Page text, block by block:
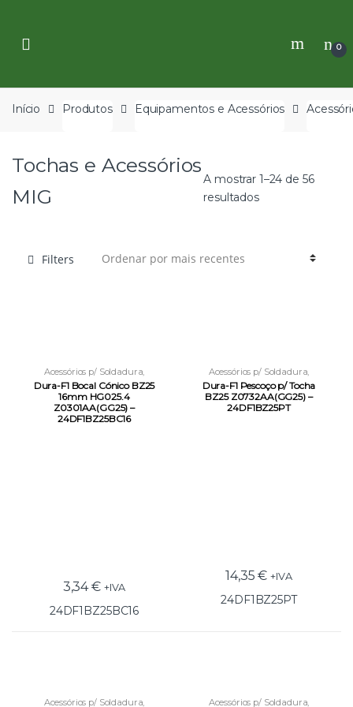
navigation
content
0
Início Produtos Equipamentos e Acessórios
Tochas e Acessórios
MIG
A mostrar 1–24 de 56
resultados
Filters
Acessórios p/ Soldadura
Equipamentos e Acessórios,
Tochas e Acessórios MIG
Dura-F1 Bocal Cónico BZ25
16mm HG025.4
Z0301AA(GG25) –
24DF1BZ25BC16
3,34€ +IVA
24DF1BZ25BC16
Acessórios p/ Soldadura
Equipamentos e Acessórios
Tochas e Acessórios MIG
Dura-F1 Pescoço p/ Tocha
BZ25 Z0732AA(GG25) –
24DF1BZ25PT
14,35€ +IVA
24DF1BZ25PT
Acessórios p/ Soldadura, Acessórios p/ Soldadura,